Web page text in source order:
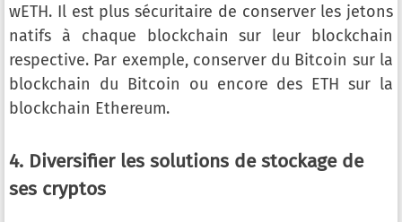
wETH. Il est plus sécuritaire de conserver les jetons
natifs à chaque blockchain sur leur blockchain
respective. Par exemple, conserver du Bitcoin sur la
blockchain du Bitcoin ou encore des ETH sur la
blockchain Ethereum.
4. Diversifier les solutions de stockage de
ses cryptos